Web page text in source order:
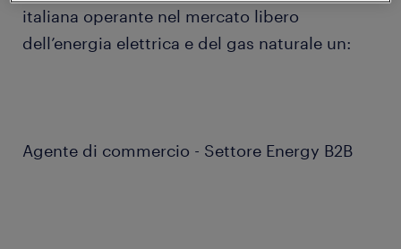
italiana operante nel mercato libero
dell’energia elettrica e del gas naturale un:
Agente di commercio - Settore Energy B2B